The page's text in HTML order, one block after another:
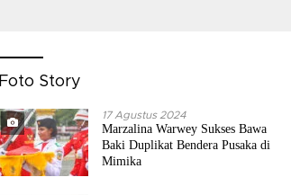
Foto Story
17 Agustus 2024
Marzalina Warwey Sukses Bawa
Baki Duplikat Bendera Pusaka di
Mimika